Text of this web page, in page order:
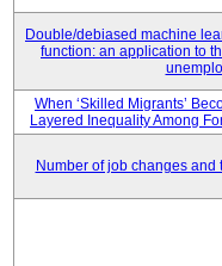
Double/debiased machine
function: an application to
When ‘Skilled Migrants’
Layered Inequality Among
Number of job changes